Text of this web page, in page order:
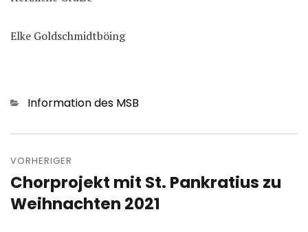
Elke Goldschmidtböing
Kategorien
Information des MSB
VORHERIGER
Vorheriger
Beitrag:
Chorprojekt mit St. Pankratius zu
Weihnachten 2021